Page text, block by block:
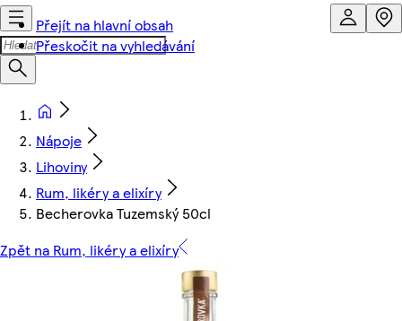
Přejít na hlavní obsah
Přeskočit na vyhledávání
Nápoje
Lihoviny
Rum, likéry a elixíry
Becherovka Tuzemský 50cl
Zpět na Rum, likéry a elixíry